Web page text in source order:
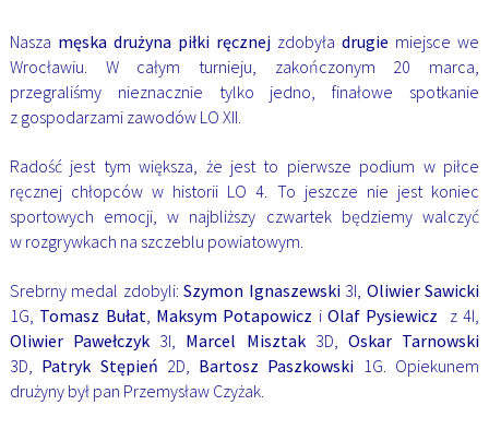
Nasza męska drużyna piłki ręcznej zdobyładrugie miejsce we
Wrocławiu. W całym turnieju, zakończonym 20 marca,
przegraliśmy nieznacznie tylko jedno, finałowe spotkanie
z gospodarzami zawodów LO XII.
Radość jest tym większa, że jest to pierwsze podium w piłce
ręcznej chłopców w historii LO 4. To jeszcze nie jest koniec
sportowych emocji, w najbliższy czwartek będziemy walczyć
w rozgrywkach na szczeblu powiatowym.
Srebrny medal zdobyli:Szymon Ignaszewski3I, Oliwier Sawicki
1G, Tomasz Bułat, Maksym Potapowicz i Olaf Pysiewicz z 4I,
Oliwier Pawełczyk 3I, Marcel Misztak3D, Oskar Tarnowski
3D, Patryk Stępień 2D, Bartosz Paszkowski 1G. Opiekunem
drużyny był pan Przemysław Czyżak.